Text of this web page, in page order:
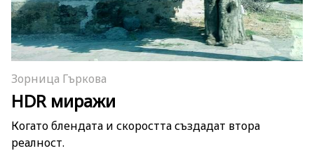
Зорница Гъркова
HDR миражи
Когато блендата и скоростта създадат втора
реалност.